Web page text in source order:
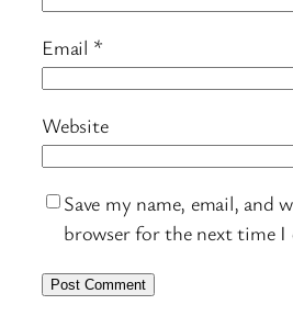
Email *
Website
Save my name, email, and
browser for the next time I